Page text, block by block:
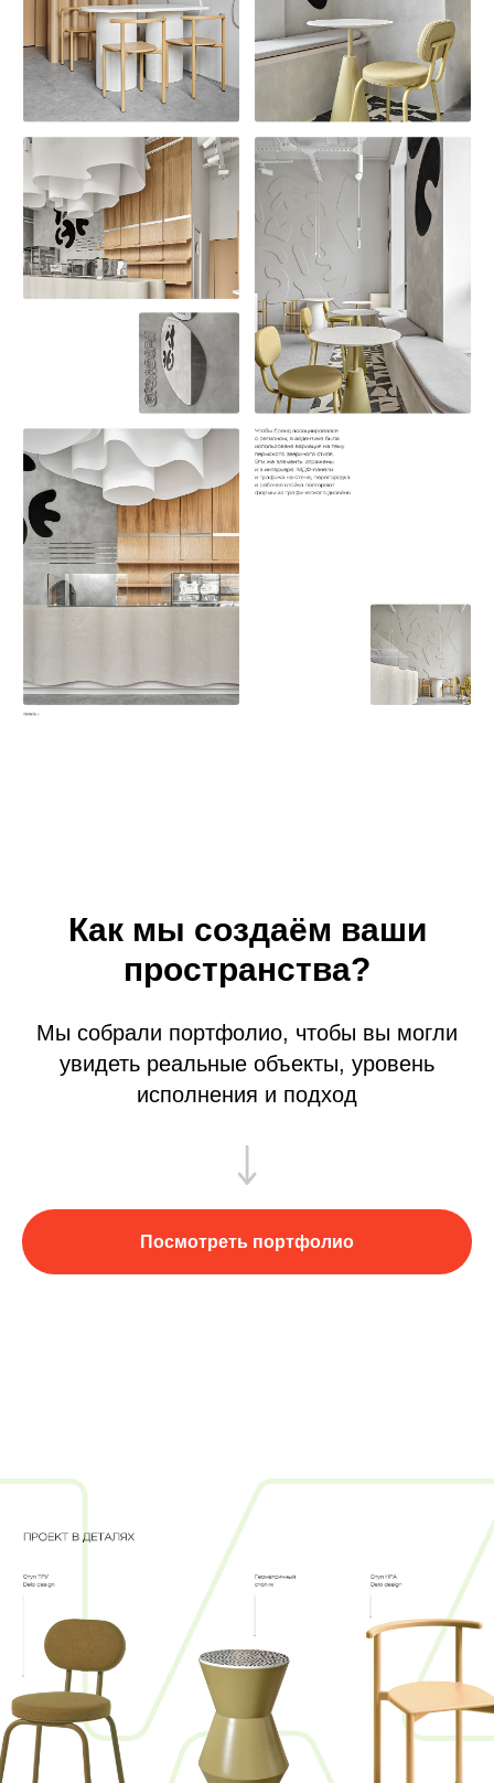
Как мы создаём ваши
пространства?
Мы собрали портфолио, чтобы вы могли
увидеть реальные объекты, уровень
исполнения и подход
Посмотреть портфолио